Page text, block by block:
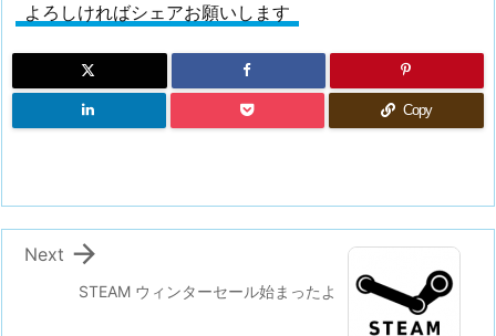
よろしければシェアお願いします
Copy
STEAM ウィンターセール始まったよ

Next